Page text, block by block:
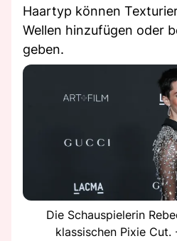
Haartyp können
Wellen hinzufügen oder
geben.
Die Schauspielerin
klassischen Pixie